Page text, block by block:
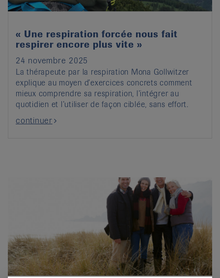
« Une respiration forcée nous fait
respirer encore plus vite »
24 novembre 2025
La thérapeute par la respiration Mona Gollwitzer
explique au moyen d’exercices concrets comment
mieux comprendre sa respiration, l’intégrer au
quotidien et l’utiliser de façon ciblée, sans effort.
continuer